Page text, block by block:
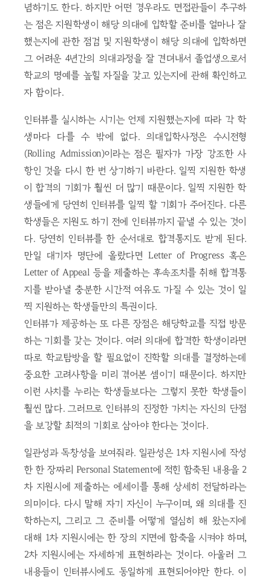
념하기도 한다. 하지만 어떤 경우라도 면접관들이 추구하
는 점은 지원학생이 해당 의대에 입학할 준비를 얼마나 잘
했는지에 관한 점검 및 지원학생이 해당 의대에 입학하면
그 어려운 4년간의 의대과정을 잘 견뎌내서 졸업생으로서
학교의 명예를 높힐 자질을 갖고 있는지에 관해 확인하고
자 함이다.
인터뷰를 실시하는 시기는 언제 지원했는지에 따라 각 학
생마다 다를 수 밖에 없다. 의대입학사정은 수시전형
(Rolling Admission)이라는 점은 필자가 가장 강조한 사
항인 것을 다시 한 번 상기하기 바란다. 일찍 지원한 학생
이 합격의 기회가 훨씬 더 많기 때문이다. 일찍 지원한 학
생들에게 당연히 인터뷰를 일찍 할 기회가 주어진다. 다른
학생들은 지원도 하기 전에 인터뷰까지 끝낼 수 있는 것이
다. 당연히 인터뷰를 한 순서대로 합격통지도 받게 된다.
만일 대기자 명단에 올랐다면 Letter of Progress 혹은
Letter of Appeal 등을 제출하는 후속조치를 취해 합격통
지를 받아낼 충분한 시간적 여유도 가질 수 있는 것이 일
찍 지원하는 학생들만의 특권이다.
인터뷰가 제공하는 또 다른 장점은 해당학교를 직접 방문
하는 기회를 갖는 것이다. 여러 의대에 합격한 학생이라면
따로 학교탐방을 할 필요없이 진학할 의대를 결정하는데
중요한 고려사항을 미리 겪어본 셈이기 때문이다. 하지만
이런 사치를 누리는 학생들보다는 그렇지 못한 학생들이
훨씬 많다. 그러므로 인터뷰의 진정한 가치는 자신의 단점
을 보강할 최적의 기회로 삼아야 한다는 것이다.
일관성과 독창성을 보여줘라. 일관성은 1차 지원시에 작성
한 한 장짜리 Personal Statement에 적힌 함축된 내용을 2
차 지원시에 제출하는 에세이를 통해 상세히 전달하라는
의미이다. 다시 말해 자기 자신이 누구이며, 왜 의대를 진
학하는지, 그리고 그 준비를 어떻게 열심히 해 왔는지에
대해 1차 지원시에는 한 장의 지면에 함축을 시켜야 하며,
2차 지원시에는 자세하게 표현하라는 것이다. 아울러 그
내용들이 인터뷰시에도 동일하게 표현되어야만 한다. 이